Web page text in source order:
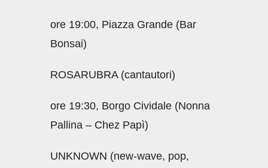
ore 19:00, Piazza Grande (Bar
Bonsai)
ROSARUBRA (cantautori)
ore 19:30, Borgo Cividale (Nonna
Pallina – Chez Papì)
UNKNOWN (new-wave, pop,